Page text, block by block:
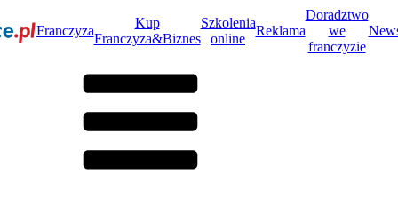
Franczyza
Kup
Franczyza&Biznes
Szkolenia
online
Reklama
Doradztwo
we
franczyzie